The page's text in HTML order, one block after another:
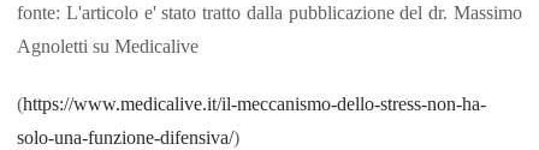
fonte: L'articolo e' stato tratto dalla pubblicazione del dr. Massimo
Agnoletti su Medicalive
(https://www.medicalive.it/il-meccanismo-dello-stress-non-ha-
solo-una-funzione-difensiva/)